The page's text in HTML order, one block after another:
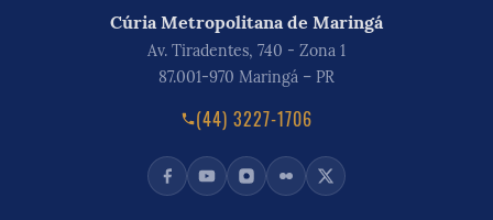
Cúria Metropolitana de Maringá
Av. Tiradentes, 740 - Zona 1
87.001-970 Maringá – PR
(44) 3227-1706